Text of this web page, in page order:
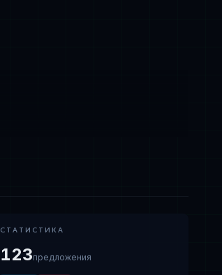
СТАТИСТИКА
123предложения